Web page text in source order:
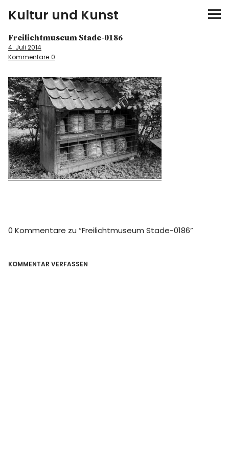
Kultur und Kunst
kultur & kunst
Spiele
Konzerte
Museen bei…
Bloggerreisen
Freilichtmuseum Stade-0186
4. Juli 2014
Kommentare 0
0 Kommentare zu “Freilichtmuseum Stade-0186”
KOMMENTAR VERFASSEN